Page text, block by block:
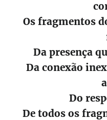
Os fragmentos
Da presença
Da conexão
Do
De todos os